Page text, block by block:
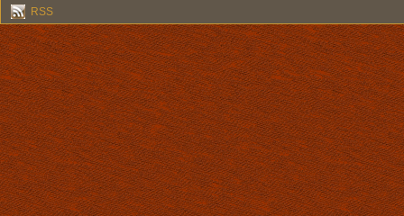
RSS